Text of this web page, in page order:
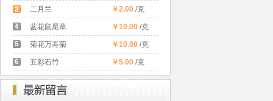
二月兰 ￥2.00/克
蓝花鼠尾草 ￥10.00/克
菊花万寿菊 ￥10.00/克
五彩石竹 ￥5.00/克